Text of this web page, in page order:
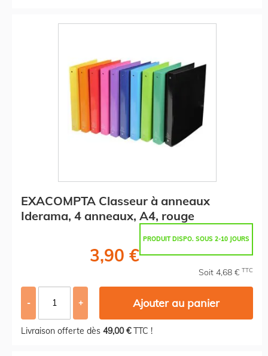
EXACOMPTA Classeur à anneaux
Iderama, 4 anneaux, A4, rouge
PRODUIT DISPO. SOUS 2-10 JOURS
3,90 €
Soit 4,68 € TTC
- + Ajouter au panier
Livraison offerte dès 49,00 €TTC !